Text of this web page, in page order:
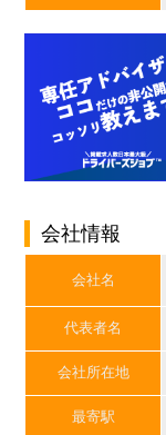
会社情報
会社名
代表者名
会社所在地
最寄駅